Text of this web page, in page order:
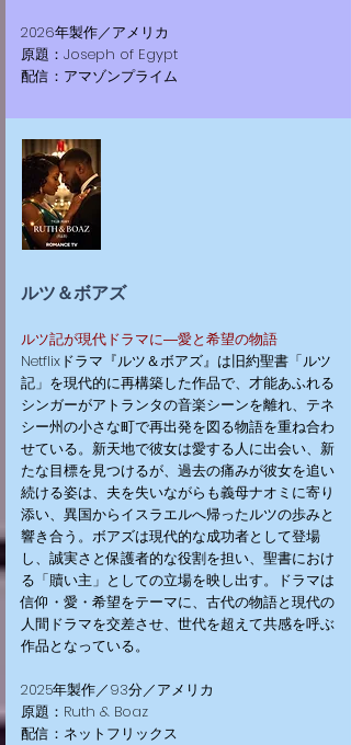
2026年製作／アメリカ
原題：Joseph of Egypt
配信：アマゾンプライム
ルツ＆ボアズ
ルツ記が現代ドラマに―愛と希望の物語
​Netflixドラマ『ルツ＆ボアズ』は旧約聖書「ルツ
記」を現代的に再構築した作品で、才能あふれる
シンガーがアトランタの音楽シーンを離れ、テネ
シー州の小さな町で再出発を図る物語を重ね合わ
せている。新天地で彼女は愛する人に出会い、新
たな目標を見つけるが、過去の痛みが彼女を追い
続ける姿は、夫を失いながらも義母ナオミに寄り
添い、異国からイスラエルへ帰ったルツの歩みと
響き合う。ボアズは現代的な成功者として登場
し、誠実さと保護者的な役割を担い、聖書におけ
る「贖い主」としての立場を映し出す。ドラマは
信仰・愛・希望をテーマに、古代の物語と現代の
人間ドラマを交差させ、世代を超えて共感を呼ぶ
作品となっている。
2025年製作／93分／アメリカ
原題：Ruth & Boaz
配信：ネットフリックス